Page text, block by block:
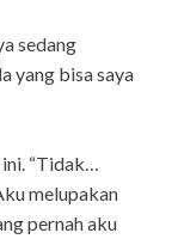
sedang
yang bisa saya
“Tidak…
melupakan
pernah aku